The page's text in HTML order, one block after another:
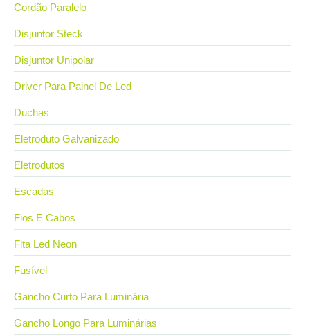
Cordão Paralelo
Disjuntor Steck
Disjuntor Unipolar
Driver Para Painel De Led
Duchas
Eletroduto Galvanizado
Eletrodutos
Escadas
Fios E Cabos
Fita Led Neon
Fusível
Gancho Curto Para Luminária
Gancho Longo Para Luminárias